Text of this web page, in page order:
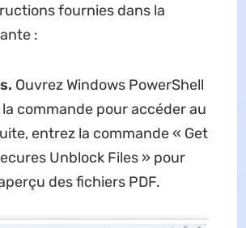
fournies dans la
:
Ouvrez Windows PowerShell
commande pour accéder au
entrez la commande « Get
Unblock Files » pour
des fichiers PDF.